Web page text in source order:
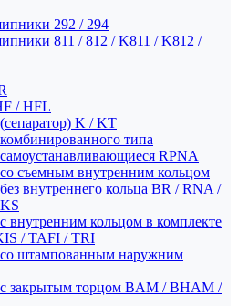
292 / 294
811 / 812 / K811 / K812 /
/ HFL
K / KT
типа
RPNA
съемным внутренним кольцом
внутреннего кольца BR / RNA /
внутренним кольцом в комплекте
/ TAFI / TRI
штампованным наружним
закрытым торцом BAM / BHAM /